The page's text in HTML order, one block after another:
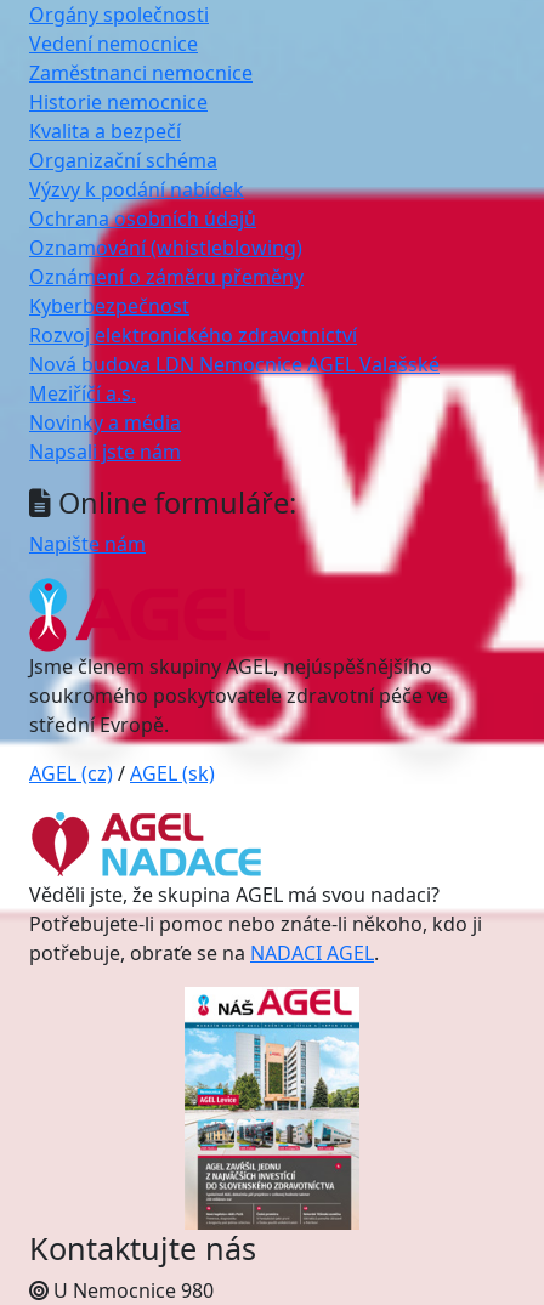
Orgány společnosti
Vedení nemocnice
Zaměstnanci nemocnice
Historie nemocnice
Kvalita a bezpečí
Organizační schéma
Výzvy k podání nabídek
Ochrana osobních údajů
Oznamování (whistleblowing)
Oznámení o záměru přeměny
Kyberbezpečnost
Rozvoj elektronického zdravotnictví
Nová budova LDN Nemocnice AGEL Valašské
Meziříčí a.s.
Novinky a média
Napsali jste nám
Online formuláře:
Napište nám
Jsme členem skupiny AGEL, nejúspěšnějšího
soukromého poskytovatele zdravotní péče ve
střední Evropě.
AGEL (cz)/AGEL (sk)
Věděli jste, že skupina AGEL má svou nadaci?
Potřebujete-li pomoc nebo znáte-li někoho, kdo ji
potřebuje, obraťe se na NADACI AGEL.
Kontaktujte nás
U Nemocnice 980